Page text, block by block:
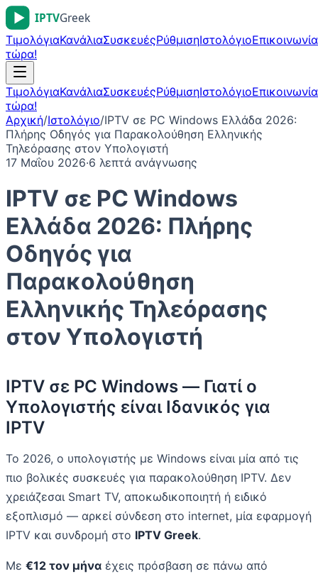
ΤιμολόγιαΚανάλιαΣυσκευέςΡύθμισηΙστολόγιοΕπικοινωνία
τώρα!
ΤιμολόγιαΚανάλιαΣυσκευέςΡύθμισηΙστολόγιοΕπικοινωνία
τώρα!
Αρχική/Ιστολόγιο/IPTV σε PC Windows Ελλάδα 2026:
Πλήρης Οδηγός για Παρακολούθηση Ελληνικής
Τηλεόρασης στον Υπολογιστή
17 Μαΐου 2026·6 λεπτά ανάγνωσης
IPTV σε PC Windows
Ελλάδα 2026: Πλήρης
Οδηγός για
Παρακολούθηση
Ελληνικής Τηλεόρασης
στον Υπολογιστή
IPTV σε PC Windows — Γιατί ο
Υπολογιστής είναι Ιδανικός για
IPTV
Το 2026, ο υπολογιστής με Windows είναι μία από τις
πιο βολικές συσκευές για παρακολούθηση IPTV. Δεν
χρειάζεσαι Smart TV, αποκωδικοποιητή ή ειδικό
εξοπλισμό — αρκεί σύνδεση στο internet, μία εφαρμογή
IPTV και συνδρομή στο IPTV Greek.
Με €12 τον μήνα έχεις πρόσβαση σε πάνω από